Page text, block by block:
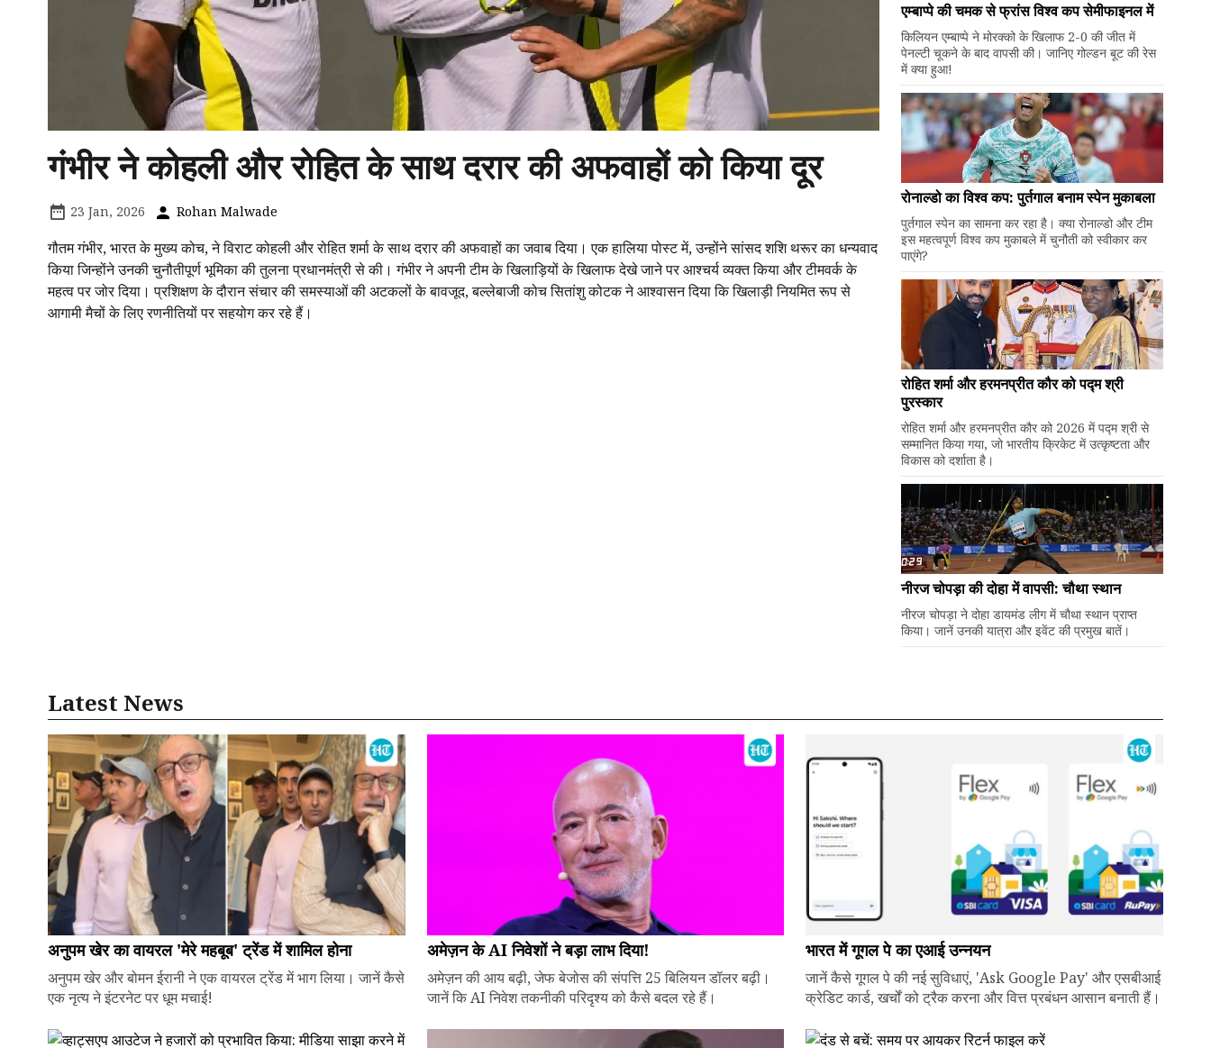
गंभीर ने कोहली और रोहित के साथ दरार की अफवाहों को किया दूर
23 Jan, 2026 Rohan Malwade
गौतम गंभीर, भारत के मुख्य कोच, ने विराट कोहली और रोहित शर्मा के साथ दरार की अफवाहों का जवाब दिया। एक हालिया पोस्ट में, उन्होंने सांसद शशि थरूर का धन्यवाद
किया जिन्होंने उनकी चुनौतीपूर्ण भूमिका की तुलना प्रधानमंत्री से की। गंभीर ने अपनी टीम के खिलाड़ियों के खिलाफ देखे जाने पर आश्चर्य व्यक्त किया और टीमवर्क के
महत्व पर जोर दिया। प्रशिक्षण के दौरान संचार की समस्याओं की अटकलों के बावजूद, बल्लेबाजी कोच सितांशु कोटक ने आश्वासन दिया कि खिलाड़ी नियमित रूप से
आगामी मैचों के लिए रणनीतियों पर सहयोग कर रहे हैं।
एम्बाप्पे की चमक से फ्रांस विश्व कप सेमीफाइनल में
किलियन एम्बाप्पे ने मोरक्को के खिलाफ 2-0 की जीत में
पेनल्टी चूकने के बाद वापसी की। जानिए गोल्डन बूट की रेस
में क्या हुआ!
रोनाल्डो का विश्व कप: पुर्तगाल बनाम स्पेन मुकाबला
पुर्तगाल स्पेन का सामना कर रहा है। क्या रोनाल्डो और टीम
इस महत्वपूर्ण विश्व कप मुकाबले में चुनौती को स्वीकार कर
पाएंगे?
रोहित शर्मा और हरमनप्रीत कौर को पद्म श्री
पुरस्कार
रोहित शर्मा और हरमनप्रीत कौर को 2026 में पद्म श्री से
सम्मानित किया गया, जो भारतीय क्रिकेट में उत्कृष्टता और
विकास को दर्शाता है।
नीरज चोपड़ा की दोहा में वापसी: चौथा स्थान
नीरज चोपड़ा ने दोहा डायमंड लीग में चौथा स्थान प्राप्त
किया। जानें उनकी यात्रा और इवेंट की प्रमुख बातें।
Latest News
अनुपम खेर का वायरल 'मेरे महबूब' ट्रेंड में शामिल होना
अनुपम खेर और बोमन ईरानी ने एक वायरल ट्रेंड में भाग लिया। जानें कैसे
एक नृत्य ने इंटरनेट पर धूम मचाई!
अमेज़न के AI निवेशों ने बड़ा लाभ दिया!
अमेज़न की आय बढ़ी, जेफ बेजोस की संपत्ति 25 बिलियन डॉलर बढ़ी।
जानें कि AI निवेश तकनीकी परिदृश्य को कैसे बदल रहे हैं।
भारत में गूगल पे का एआई उन्नयन
जानें कैसे गूगल पे की नई सुविधाएं, 'Ask Google Pay' और एसबीआई
क्रेडिट कार्ड, खर्चों को ट्रैक करना और वित्त प्रबंधन आसान बनाती हैं।